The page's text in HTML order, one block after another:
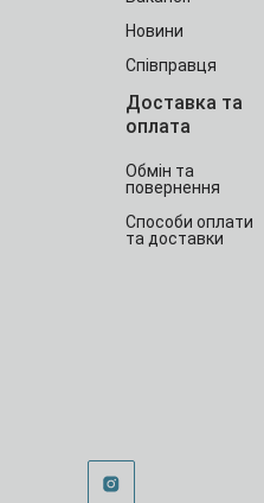
Новини
Співправця
Доставка та
оплата
Обмін та
повернення
Способи оплати
та доставки